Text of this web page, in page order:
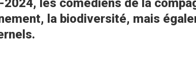
la biodiversité, mais